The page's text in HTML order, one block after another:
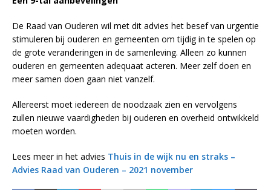
De Raad van Ouderen wil met dit advies het besef van urgentie
stimuleren bij ouderen en gemeenten om tijdig in te spelen op
de grote veranderingen in de samenleving. Alleen zo kunnen
ouderen en gemeenten adequaat acteren. Meer zelf doen en
meer samen doen gaan niet vanzelf.
Allereerst moet iedereen de noodzaak zien en vervolgens
zullen nieuwe vaardigheden bij ouderen en overheid ontwikkeld
moeten worden.
Lees meer in het advies Thuis in de wijk nu en straks –
Advies Raad van Ouderen – 2021 november